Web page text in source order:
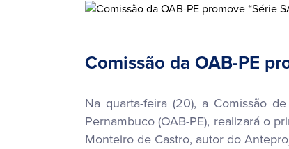
Comissão da OAB-PE
Na quarta-feira (20), a Comissão
Pernambuco (OAB-PE), realizará o
Monteiro de Castro, autor do